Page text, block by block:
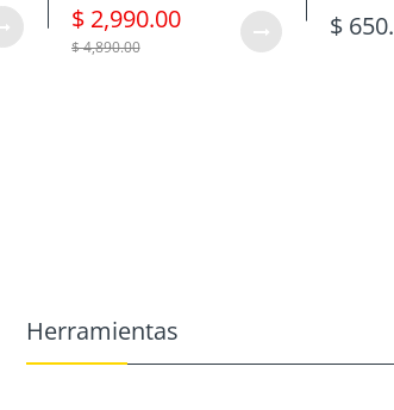
$ 2,990.00
$ 4,890.00
$
Herramientas